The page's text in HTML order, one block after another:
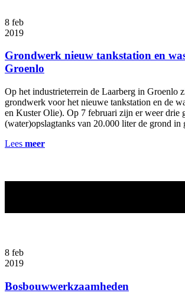
8 feb
2019
Grondwerk nieuw tankstation en
Groenlo
Op het industrieterrein de Laarberg in Groenlo
grondwerk voor het nieuwe tankstation en de
en Kuster Olie). Op 7 februari zijn er weer drie
(water)opslagtanks van 20.000 liter de grond in
Lees meer
8 feb
2019
Bosbouwwerkzaamheden